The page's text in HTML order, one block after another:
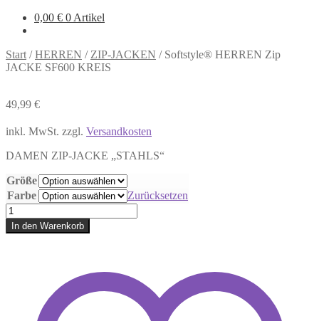
0,00 € 0 Artikel
Start /HERREN / ZIP-JACKEN / Softstyle® HERREN Zip
JACKE SF600 KREIS
49,99 €
inkl. MwSt. zzgl. Versandkosten
DAMEN ZIP-JACKE „STAHLS“
Größe
Farbe
Zurücksetzen
Softstyle®
HERREN
Zip
In den Warenkorb